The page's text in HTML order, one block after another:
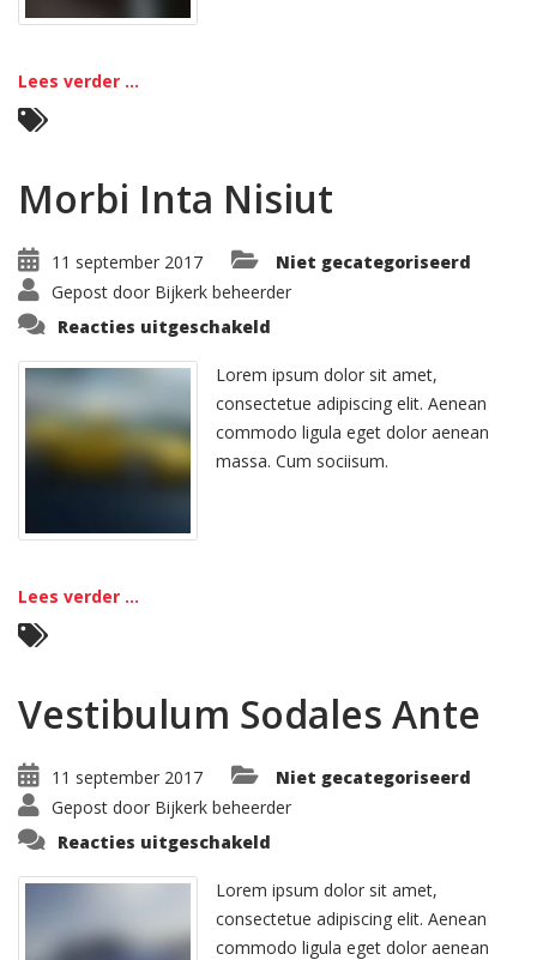
Lees verder ...
Morbi Inta Nisiut
11 september 2017
Niet gecategoriseerd
Gepost door Bijkerk beheerder
Reacties uitgeschakeld
Nisiut
Lorem ipsum dolor sit amet,
consectetue adipiscing elit. Aenean
commodo ligula eget dolor aenean
massa. Cum sociisum.
Lees verder ...
Vestibulum Sodales Ante
11 september 2017
Niet gecategoriseerd
Gepost door Bijkerk beheerder
Reacties uitgeschakeld
Ante
Lorem ipsum dolor sit amet,
consectetue adipiscing elit. Aenean
commodo ligula eget dolor aenean